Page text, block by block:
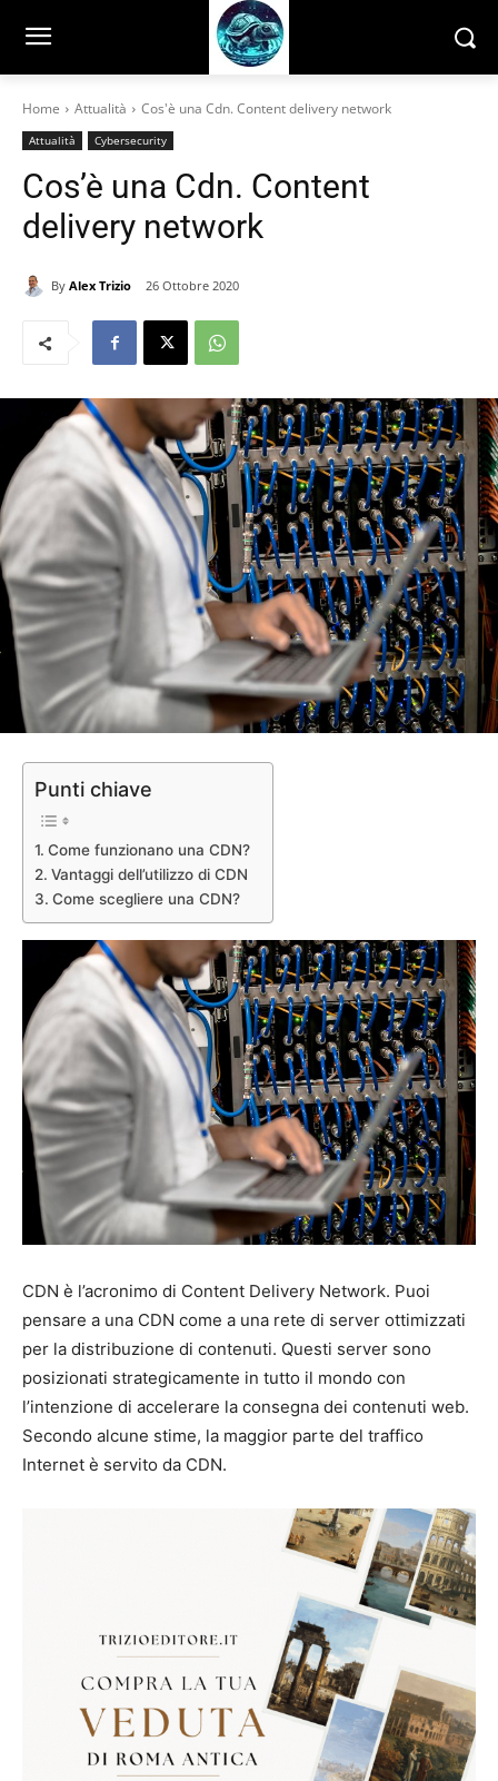
Home Attualità Cos'è una Cdn. Content delivery network
Attualità Cybersecurity
Cos’è una Cdn. Content
delivery network
By Alex Trizio 26 Ottobre 2020
Punti chiave
Come funzionano una CDN?
Vantaggi dell’utilizzo di CDN
Come scegliere una CDN?
CDN è l’acronimo di Content Delivery Network. Puoi
pensare a una CDN come a una rete di server ottimizzati
per la distribuzione di contenuti. Questi server sono
posizionati strategicamente in tutto il mondo con
l’intenzione di accelerare la consegna dei contenuti web.
Secondo alcune stime, la maggior parte del traffico
Internet è servito da CDN.